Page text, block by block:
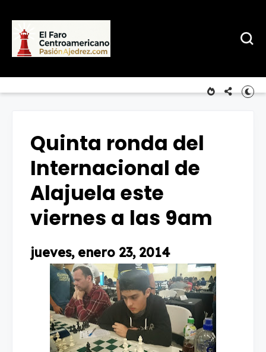
Quinta ronda del
Internacional de
Alajuela este
viernes a las 9am
jueves, enero 23, 2014